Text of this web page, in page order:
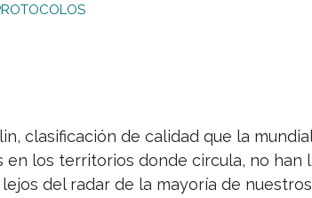
clasificación de calidad que la
los territorios donde circula, no han
del radar de la mayoría de